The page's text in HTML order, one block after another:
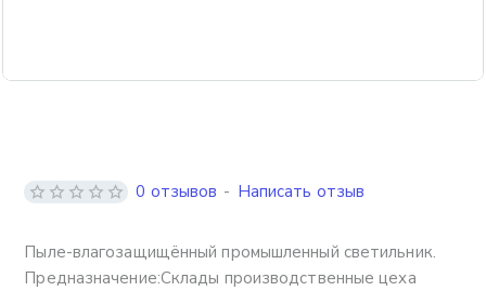
Пыле-влагозащищённый промышленный светильник.
Предназначение:Склады производственные цеха
0 отзывов - Написать отзыв